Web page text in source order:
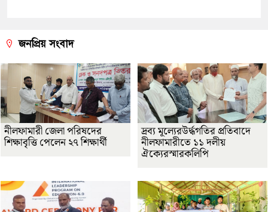
জনপ্রিয় সংবাদ
নীলফামারী জেলা পরিষদের
শিক্ষাবৃত্তি পেলেন ২৭ শিক্ষার্থী
দ্রব্য মূল্যেরউর্দ্ধগতির প্রতিবাদে
নীলফামারীতে ১১ দলীয়
ঐক্যেরস্মারকলিপি